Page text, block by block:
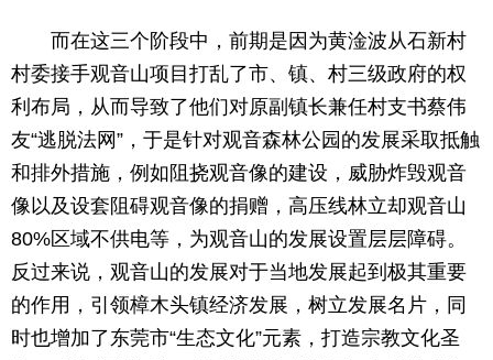
而在这三个阶段中，前期是因为黄淦波从石新村
村委接手观音山项目打乱了市、镇、村三级政府的权
利布局，从而导致了他们对原副镇长兼任村支书蔡伟
友“逃脱法网”，于是针对观音森林公园的发展采取抵触
和排外措施，例如阻挠观音像的建设，威胁炸毁观音
像以及设套阻碍观音像的捐赠，高压线林立却观音山
80%区域不供电等，为观音山的发展设置层层障碍。
反过来说，观音山的发展对于当地发展起到极其重要
的作用，引领樟木头镇经济发展，树立发展名片，同
时也增加了东莞市“生态文化”元素，打造宗教文化圣